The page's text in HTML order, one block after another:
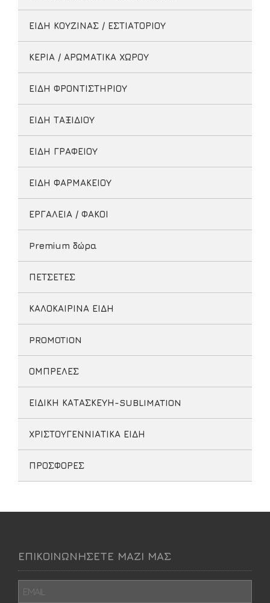
ΕΙΔΗ ΚΟΥΖΙΝΑΣ / ΕΣΤΙΑΤΟΡΙΟΥ
ΚΕΡΙΑ / ΑΡΩΜΑΤΙΚΑ ΧΩΡΟΥ
ΕΙΔΗ ΦΡΟΝΤΙΣΤΗΡΙΟΥ
ΕΙΔΗ ΤΑΞΙΔΙΟΥ
ΕΙΔΗ ΓΡΑΦΕΙΟΥ
ΕΙΔΗ ΦΑΡΜΑΚΕΙΟΥ
ΕΡΓΑΛΕΙΑ / ΦΑΚΟΙ
Premium δώρα
ΠΕΤΣΕΤΕΣ
ΚΑΛΟΚΑΙΡΙΝΑ ΕΙΔΗ
PROMOTION
ΟΜΠΡΕΛΕΣ
ΕΙΔΙΚΗ ΚΑΤΑΣΚΕΥΗ-SUBLIMATION
ΧΡΙΣΤΟΥΓΕΝΝΙΑΤΙΚΑ ΕΙΔΗ
ΠΡΟΣΦΟΡΕΣ
ΕΠΙΚΟΙΝΩΝΗΣΕΤΕ ΜΑΖΙ ΜΑΣ